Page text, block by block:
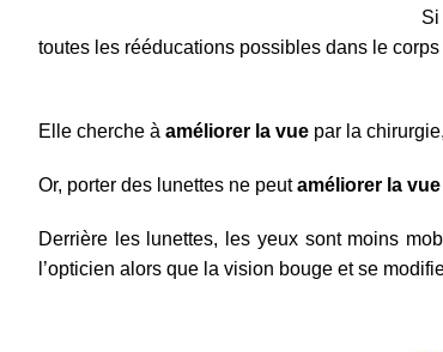
toutes les rééducations possibles dans le
Elle cherche à améliorer la vue par la
Or, porter des lunettes ne peutaméliorer la vue
Derrière les lunettes, les yeux sont moins
l’opticien alors que la vision bouge et se